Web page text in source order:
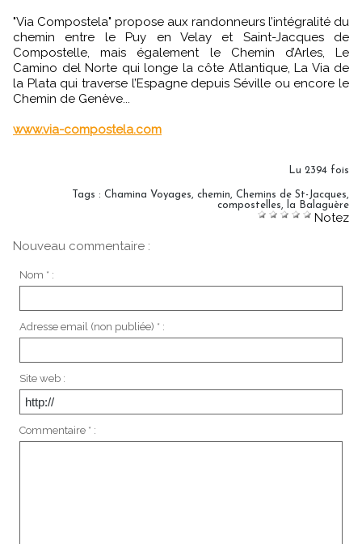
"Via Compostela" propose aux randonneurs l’intégralité du
chemin entre le Puy en Velay et Saint-Jacques de
Compostelle, mais également le Chemin d’Arles, Le
Camino del Norte qui longe la côte Atlantique, La Via de
la Plata qui traverse l’Espagne depuis Séville ou encore le
Chemin de Genève...
www.via-compostela.com
Lu 2394 fois
Tags : Chamina Voyages, chemin, Chemins de St-Jacques,
compostelles, la Balaguère
Notez
Nouveau commentaire :
Nom * :
Adresse email (non publiée) * :
Site web :
Commentaire * :